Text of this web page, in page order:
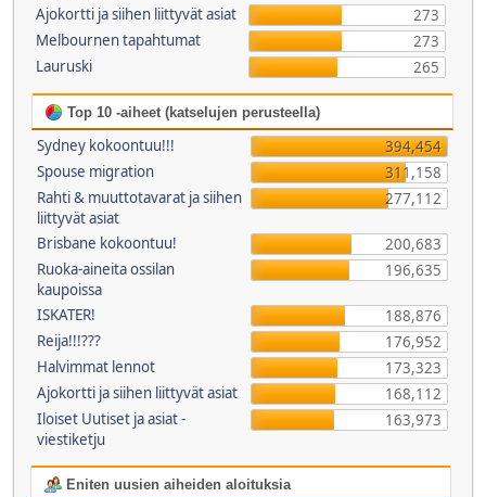
Ajokortti ja siihen liittyvät asiat
273
Melbournen tapahtumat
273
Lauruski
265
Top 10 -aiheet (katselujen perusteella)
Sydney kokoontuu!!!
394,454
Spouse migration
311,158
Rahti & muuttotavarat ja siihen
liittyvät asiat
277,112
Brisbane kokoontuu!
200,683
Ruoka-aineita ossilan
kaupoissa
196,635
ISKATER!
188,876
Reija!!!???
176,952
Halvimmat lennot
173,323
Ajokortti ja siihen liittyvät asiat
168,112
Iloiset Uutiset ja asiat -
viestiketju
163,973
Eniten uusien aiheiden aloituksia